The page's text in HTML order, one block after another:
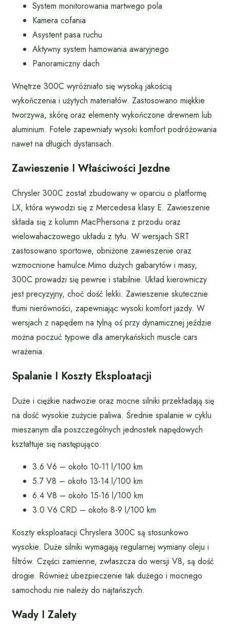
System monitorowania martwego pola
Kamera cofania
Asystent pasa ruchu
Aktywny system hamowania awaryjnego
Panoramiczny dach
Wnętrze 300C wyróżniało się wysoką jakością
wykończenia i użytych materiałów. Zastosowano miękkie
tworzywa, skórę oraz elementy wykończone drewnem lub
aluminium. Fotele zapewniały wysoki komfort podróżowania
nawet na długich dystansach.
Zawieszenie I Właściwości Jezdne
Chrysler 300C został zbudowany w oparciu o platformę
LX, która wywodzi się z Mercedesa klasy E. Zawieszenie
składa się z kolumn MacPhersona z przodu oraz
wielowahaczowego układu z tyłu. W wersjach SRT
zastosowano sportowe, obniżone zawieszenie oraz
wzmocnione hamulce.Mimo dużych gabarytów i masy,
300C prowadzi się pewnie i stabilnie. Układ kierowniczy
jest precyzyjny, choć dość lekki. Zawieszenie skutecznie
tłumi nierówności, zapewniając wysoki komfort jazdy. W
wersjach z napędem na tylną oś przy dynamicznej jeździe
można poczuć typowe dla amerykańskich muscle cars
wrażenia.
Spalanie I Koszty Eksploatacji
Duże i ciężkie nadwozie oraz mocne silniki przekładają się
na dość wysokie zużycie paliwa. Średnie spalanie w cyklu
mieszanym dla poszczególnych jednostek napędowych
kształtuje się następująco:
3.6 V6 – około 10-11 l/100 km
5.7 V8 – około 13-14 l/100 km
6.4 V8 – około 15-16 l/100 km
3.0 V6 CRD – około 8-9 l/100 km
Koszty eksploatacji Chryslera 300C są stosunkowo
wysokie. Duże silniki wymagają regularnej wymiany oleju i
filtrów. Części zamienne, zwłaszcza do wersji V8, są dość
drogie. Również ubezpieczenie tak dużego i mocnego
samochodu nie należy do najtańszych.
Wady I Zalety